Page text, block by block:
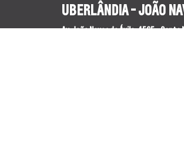
UBERLÂNDIA - JOÃO
Av. João Naves de Ávila, 4565 - Santa